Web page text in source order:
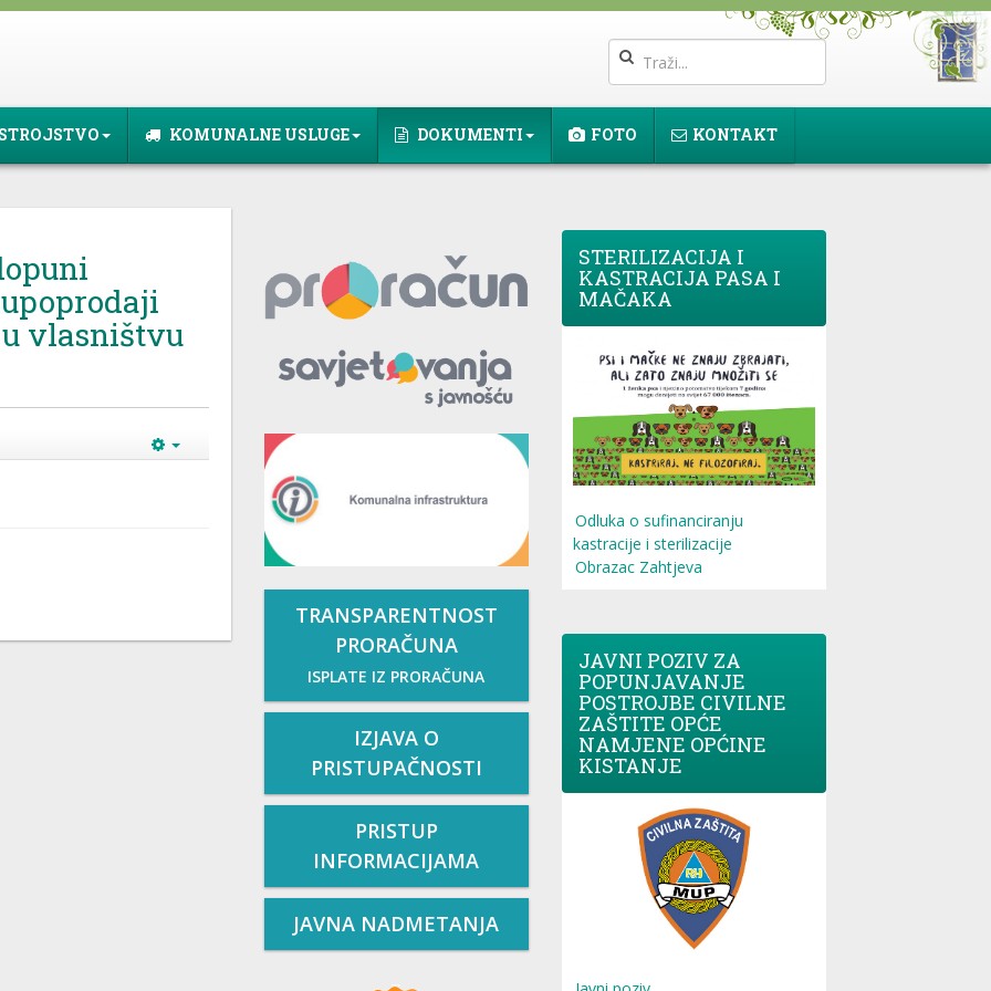
KOMUNALNE USLUGE DOKUMENTI FOTO KONTAKT
vlasništvu
TRANSPARENTNOST
PRORAČUNA
ISPLATE IZ PRORAČUNA
IZJAVA O
PRISTUPAČNOSTI
PRISTUP
INFORMACIJAMA
JAVNA NADMETANJA
STERILIZACIJA I
KASTRACIJA PASA I
MAČAKA
Odluka o sufinanciranju
kastracije i sterilizacije
Obrazac Zahtjeva
JAVNI POZIV ZA
POPUNJAVANJE
POSTROJBE CIVILNE
ZAŠTITE OPĆE
NAMJENE OPĆINE
KISTANJE